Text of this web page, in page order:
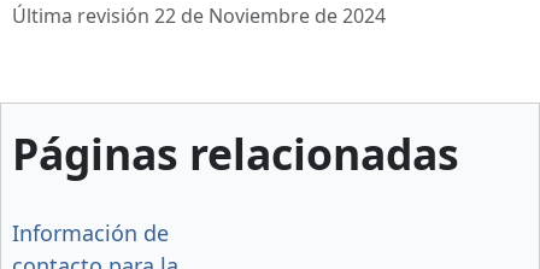
Última revisión 22 de Noviembre de 2024
Páginas relacionadas
Información de